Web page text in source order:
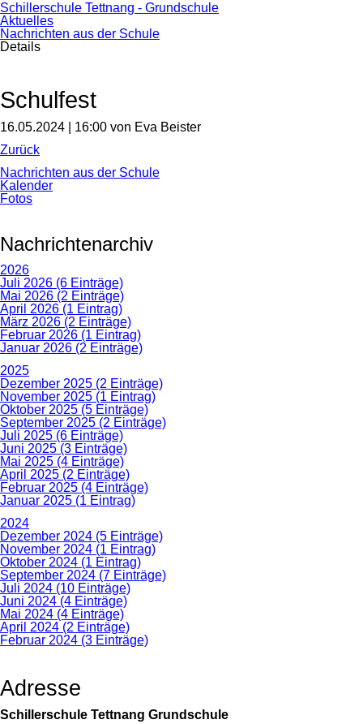
Schillerschule Tettnang - Grundschule
Aktuelles
Nachrichten aus der Schule
Details
Schulfest
16.05.2024 | 16:00 von Eva Beister
Zurück
Navigation
überspringen
Nachrichten aus der Schule
Kalender
Fotos
Nachrichtenarchiv
2026
Juli 2026 (6 Einträge)
Mai 2026 (2 Einträge)
April 2026 (1 Eintrag)
März 2026 (2 Einträge)
Februar 2026 (1 Eintrag)
Januar 2026 (2 Einträge)
2025
Dezember 2025 (2 Einträge)
November 2025 (1 Eintrag)
Oktober 2025 (5 Einträge)
September 2025 (2 Einträge)
Juli 2025 (6 Einträge)
Juni 2025 (3 Einträge)
Mai 2025 (4 Einträge)
April 2025 (2 Einträge)
Februar 2025 (4 Einträge)
Januar 2025 (1 Eintrag)
2024
Dezember 2024 (5 Einträge)
November 2024 (1 Eintrag)
Oktober 2024 (1 Eintrag)
September 2024 (7 Einträge)
Juli 2024 (10 Einträge)
Juni 2024 (4 Einträge)
Mai 2024 (4 Einträge)
April 2024 (2 Einträge)
Februar 2024 (3 Einträge)
Adresse
Schillerschule Tettnang Grundschule